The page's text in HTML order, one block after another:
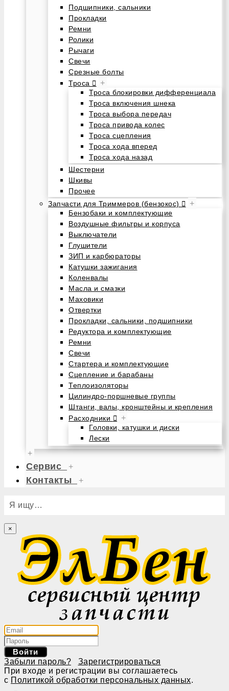
Подшипники, сальники
Прокладки
Ремни
Ролики
Рычаги
Свечи
Срезные болты
Троса
+
Троса блокировки дифференциала
Троса включения шнека
Троса выбора передач
Троса привода колес
Троса сцепления
Троса хода вперед
Троса хода назад
Шестерни
Шкивы
Прочее
Запчасти для Триммеров (бензокос)
+
Бензобаки и комплектующие
Воздушные фильтры и корпуса
Выключатели
Глушители
ЗИП и карбюраторы
Катушки зажигания
Коленвалы
Масла и смазки
Маховики
Отвертки
Прокладки, сальники, подшипники
Редуктора и комплектующие
Ремни
Свечи
Стартера и комплектующие
Сцепление и барабаны
Теплоизоляторы
Цилиндро-поршневые группы
Штанги, валы, кронштейны и крепления
Расходники
+
Головки, катушки и диски
Лески
+
Сервис +
Контакты +
Я ищу…
×
Войти
Забыли пароль?
Зарегистрироваться
При входе и регистрации вы соглашаетесь
с Политикой обработки персональных данных.